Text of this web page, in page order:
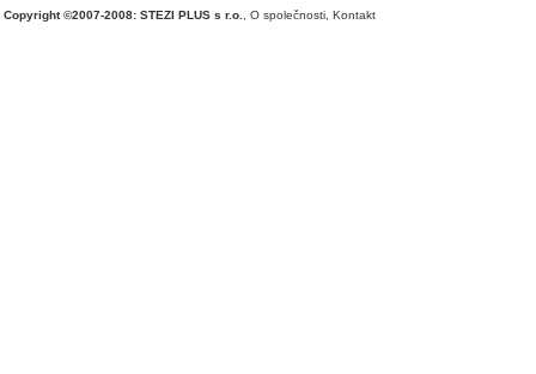
Copyright ©2007-2008: STEZI PLUS s r.o. O společnosti Kontakt